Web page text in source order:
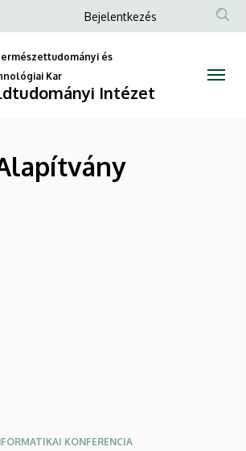
Anonim
fiók
menüje
Bejelentkezés
és
Kar
Intézet
KONFERENCIA